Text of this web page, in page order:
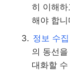
히 이해
해야 합니
정보 수집
의 동선
대화할